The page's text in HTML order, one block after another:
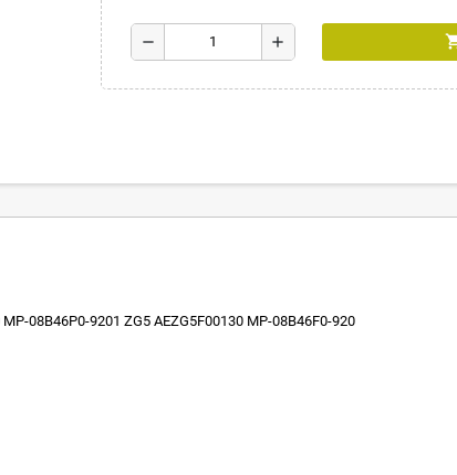
remove add
08B46P0-9201 ZG5 AEZG5F00130 MP-08B46F0-920